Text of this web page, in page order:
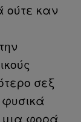
ούτε καν
σεξ
φορά.